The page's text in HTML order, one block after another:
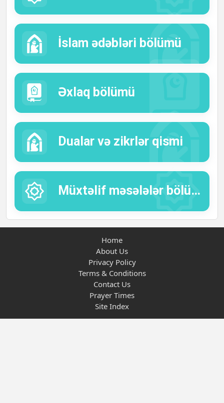
İslam ədəbləri bölümü
Əxlaq bölümü
Dualar və zikrlər qismi
Müxtəlif məsələlər bölümü:
Home
About Us
Privacy Policy
Terms & Conditions
Contact Us
Prayer Times
Site Index